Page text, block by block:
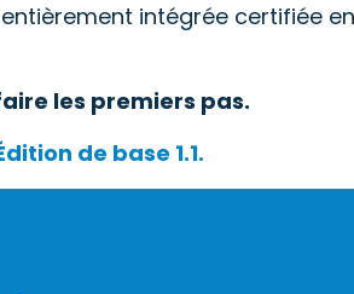
intégrée certifiée
les premiers pas.
de base 1.1.